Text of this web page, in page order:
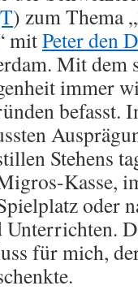
) zum Thema
mitPeter den
Mit dem
immer
befasst.
Stehens
Kasse,
oder
für mich,